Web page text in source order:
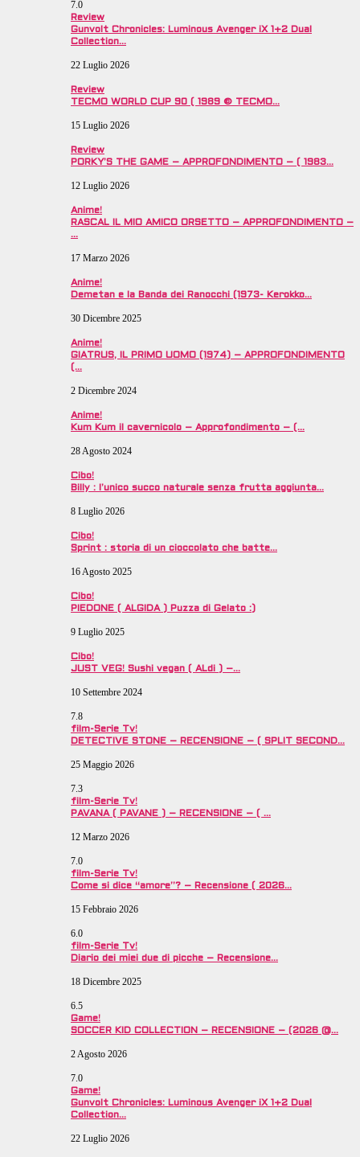
7.0
Review
Gunvolt Chronicles: Luminous Avenger iX 1+2 Dual
Collection…
22 Luglio 2026
Review
TECMO WORLD CUP 90 ( 1989 © TECMO…
15 Luglio 2026
Review
PORKY’S THE GAME – APPROFONDIMENTO – ( 1983…
12 Luglio 2026
Anime!
RASCAL IL MIO AMICO ORSETTO – APPROFONDIMENTO –
…
17 Marzo 2026
Anime!
Demetan e la Banda dei Ranocchi (1973- Kerokko…
30 Dicembre 2025
Anime!
GIATRUS, IL PRIMO UOMO (1974) – APPROFONDIMENTO
(…
2 Dicembre 2024
Anime!
Kum Kum il cavernicolo – Approfondimento – (…
28 Agosto 2024
Cibo!
Billy : l’unico succo naturale senza frutta aggiunta…
8 Luglio 2026
Cibo!
Sprint : storia di un cioccolato che batte…
16 Agosto 2025
Cibo!
PIEDONE ( ALGIDA ) Puzza di Gelato :)
9 Luglio 2025
Cibo!
JUST VEG! Sushi vegan ( ALdi ) –…
10 Settembre 2024
7.8
film-Serie Tv!
DETECTIVE STONE – RECENSIONE – ( SPLIT SECOND…
25 Maggio 2026
7.3
film-Serie Tv!
PAVANA ( PAVANE ) – RECENSIONE – ( …
12 Marzo 2026
7.0
film-Serie Tv!
Come si dice “amore”? – Recensione ( 2026…
15 Febbraio 2026
6.0
film-Serie Tv!
Diario dei miei due di picche – Recensione…
18 Dicembre 2025
6.5
Game!
SOCCER KID COLLECTION – RECENSIONE – (2026 @…
2 Agosto 2026
7.0
Game!
Gunvolt Chronicles: Luminous Avenger iX 1+2 Dual
Collection…
22 Luglio 2026